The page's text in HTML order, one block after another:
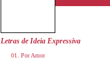
Letras de Ideia Expressiva
Por Amor